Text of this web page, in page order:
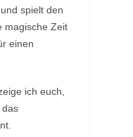
spielt den
magische Zeit
einen
ich euch,
das